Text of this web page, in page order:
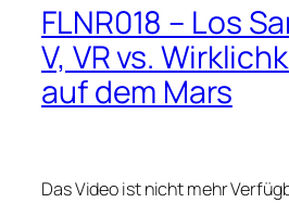
FLNR018 – Los
V, VR vs.
auf dem Mars
Das Video ist nicht mehr